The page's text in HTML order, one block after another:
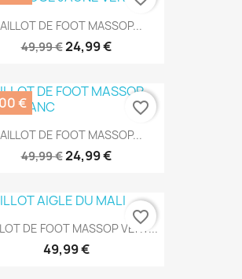
DE FOOT MASSOP...
49,99 €24,99 €
DE FOOT MASSOP...
49,99 €24,99 €
€ favorite_border
DE FOOT MASSOP VERT...
49,99 €
favorite_border